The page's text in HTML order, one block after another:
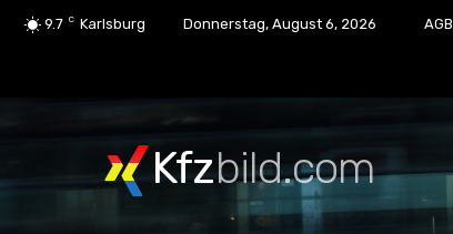
9.7 C Karlsburg Donnerstag, August 6, 2026 AGB
Kfzbild.com